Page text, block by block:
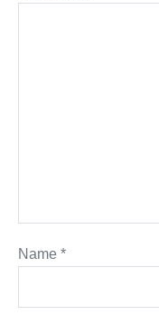
Name *